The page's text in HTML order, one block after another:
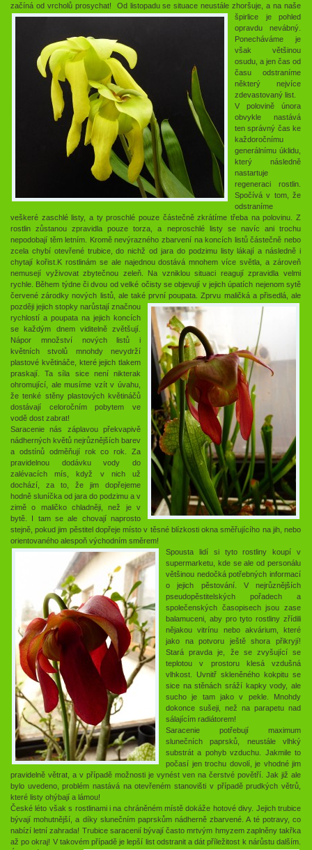
začíná od vrcholů prosychat! Od listopadu se situace neustále zhoršuje, a na naše
špirlice je pohled
opravdu nevábný.
Ponecháváme je
však většinou
osudu, a jen čas od
času odstraníme
některý nejvíce
zdevastovaný list.
V polovině února
obvykle nastává
ten správný čas ke
každoročnímu
generálnímu úklidu,
který následně
nastartuje
regeneraci rostlin.
Spočívá v tom, že
odstraníme
veškeré zaschlé listy, a ty proschlé pouze částečně zkrátíme třeba na polovinu. Z
rostlin zůstanou zpravidla pouze torza, a neproschlé listy se navíc ani trochu
nepodobají těm letním. Kromě nevýrazného zbarvení na koncích listů částečně nebo
zcela chybí otevřené trubice, do nichž od jara do podzimu listy lákají a následně i
chytají kořist.K rostlinám se ale najednou dostává mnohem více světla, a zároveň
nemusejí vyživovat zbytečnou zeleň. Na vzniklou situaci reagují zpravidla velmi
rychle. Během týdne či dvou od velké očisty se objevují v jejich úpatích nejenom sytě
červené zárodky nových listů, ale také první poupata. Zprvu maličká a přisedlá, ale
později jejich stopky narůstají značnou
rychlostí a poupata na jejich koncích
se každým dnem viditelně zvětšují.
Nápor množství nových listů i
květních stvolů mnohdy nevydrží
plastové květináče, které jejich tlakem
praskají. Ta síla sice není nikterak
ohromující, ale musíme vzít v úvahu,
že tenké stěny plastových květináčů
dostávají celoročním pobytem ve
vodě dost zabrat!
Saracenie nás záplavou překvapivě
nádherných květů nejrůznějších barev
a odstínů odměňují rok co rok. Za
pravidelnou dodávku vody do
zalévacích mís, když v nich už
dochází, za to, že jim dopřejeme
hodně sluníčka od jara do podzimu a v
zimě o maličko chladněji, než je v
bytě. I tam se ale chovají naprosto
stejně, pokud jim pěstitel dopřeje místo v těsné blízkosti okna směřujícího na jih, nebo
orientovaného alespoň východním směrem!
Spousta lidí si tyto rostliny koupí v
supermarketu, kde se ale od personálu
většinou nedočká potřebných informací
o jejich pěstování. V nejrůznějších
pseudopěstitelských pořadech a
společenských časopisech jsou zase
balamuceni, aby pro tyto rostliny zřídili
nějakou vitrínu nebo akvárium, které
jako na potvoru ještě shora přikryjí!
Stará pravda je, že se zvyšující se
teplotou v prostoru klesá vzdušná
vlhkost. Uvnitř skleněného kokpitu se
sice na stěnách sráží kapky vody, ale
sucho je tam jako v pekle. Mnohdy
dokonce sušeji, než na parapetu nad
sálajícím radiátorem!
Saracenie potřebují maximum
slunečních paprsků, neustále vlhký
substrát a pohyb vzduchu. Jakmile to
počasí jen trochu dovolí, je vhodné jim
pravidelně větrat, a v případě možnosti je vynést ven na čerstvé povětří. Jak již ale
bylo uvedeno, problém nastává na otevřeném stanovišti v případě prudkých větrů,
které listy ohýbají a lámou!
České léto však s rostlinami i na chráněném místě dokáže hotové divy. Jejich trubice
bývají mohutnější, a díky slunečním paprskům nádherně zbarvené. A té potravy, co
nabízí letní zahrada! Trubice saracenií bývají často mrtvým hmyzem zaplněny takřka
až po okraj! V takovém případě je lepší list odstranit a dát příležitost k nárůstu dalším.